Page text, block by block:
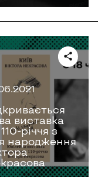
виставка
річчя з
народження